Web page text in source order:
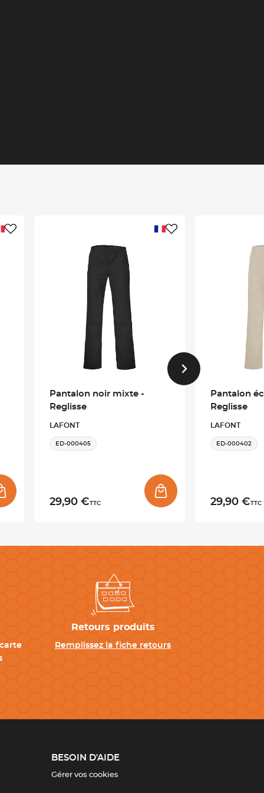
Pantalon noir mixte -
Reglisse
LAFONT
ED-000405
29,90 €TTC
Pantalon
Reglisse
LAFONT
ED-000402
29,90 €TTC
Retours produits
Remplissez la fiche retours
BESOIN D'AIDE
Gérer vos cookies